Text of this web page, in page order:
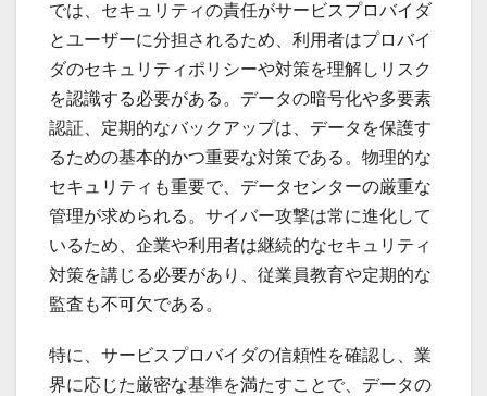
では、セキュリティの責任がサービスプロバイダ
とユーザーに分担されるため、利用者はプロバイ
ダのセキュリティポリシーや対策を理解しリスク
を認識する必要がある。データの暗号化や多要素
認証、定期的なバックアップは、データを保護す
るための基本的かつ重要な対策である。物理的な
セキュリティも重要で、データセンターの厳重な
管理が求められる。サイバー攻撃は常に進化して
いるため、企業や利用者は継続的なセキュリティ
対策を講じる必要があり、従業員教育や定期的な
監査も不可欠である。
特に、サービスプロバイダの信頼性を確認し、業
界に応じた厳密な基準を満たすことで、データの